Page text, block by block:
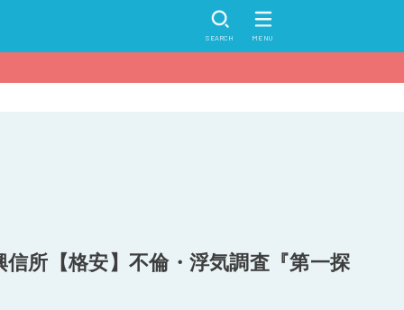
SEARCH MENU
信所【格安】不倫・浮気調査『第一探